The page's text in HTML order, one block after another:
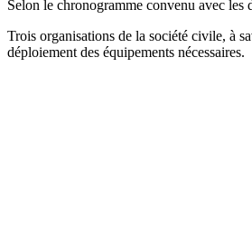
Selon le chronogramme convenu avec
Trois organisations de la société civile, à
déploiement des équipements nécessaires.